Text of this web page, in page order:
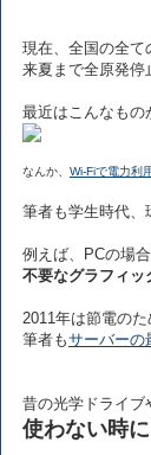
現在、全国の全て
来夏まで全原発停
最近はこんなもの
なんか、 Wi-Fiで電力利
筆者も学生時代、
例えば、PCの場合
不要なグラフィッ
2011年は節電のた
筆者もサーバーの
昔の光学ドライブ
使わない時